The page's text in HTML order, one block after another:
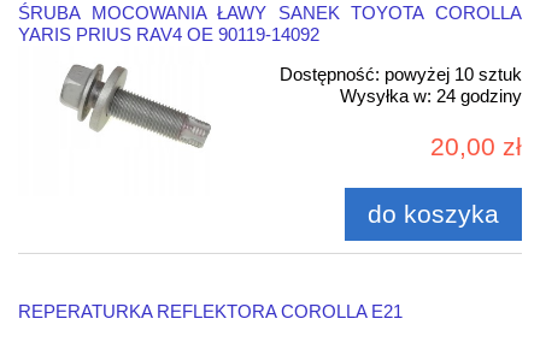
ŚRUBA MOCOWANIA ŁAWY SANEK TOYOTA COROLLA
YARIS PRIUS RAV4 OE 90119-14092
Dostępność: powyżej 10 sztuk
Wysyłka w: 24 godziny
20,00 zł
do koszyka
REPERATURKA REFLEKTORA COROLLA E21